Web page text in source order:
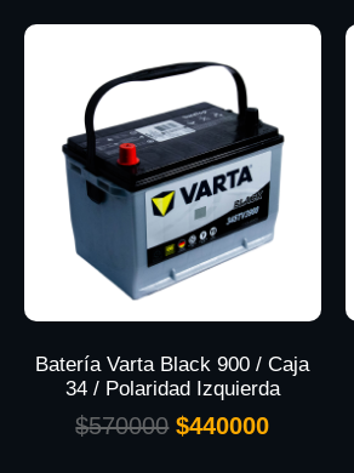
Batería Varta Black 900 / Caja
34 / Polaridad Izquierda
$570000 $440000